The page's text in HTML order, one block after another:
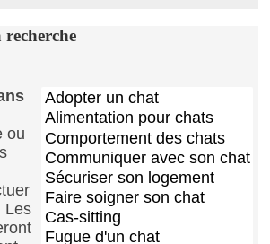
recherche
ou
Les